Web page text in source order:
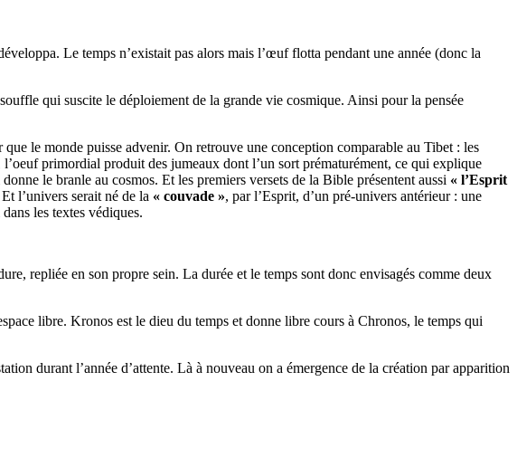
Le temps n’existait pas alors mais l’œuf flotta pendant une année (donc la
qui suscite le déploiement de la grande vie cosmique. Ainsi pour la pensée
le monde puisse advenir. On retrouve une conception comparable au Tibet : les
primordial produit des jumeaux dont l’un sort prématurément, ce qui explique
le branle au cosmos. Et les premiers versets de la Bible présentent aussi « l’Esprit
l’univers serait né de la « couvade », par l’Esprit, d’un pré-univers antérieur : une
les textes védiques.
repliée en son propre sein. La durée et le temps sont donc envisagés comme deux
libre. Kronos est le dieu du temps et donne libre cours à Chronos, le temps qui
durant l’année d’attente. Là à nouveau on a émergence de la création par apparition